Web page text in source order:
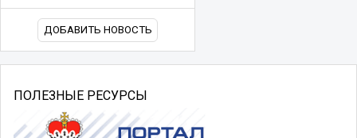
ДОБАВИТЬ НОВОСТЬ
ПОЛЕЗНЫЕ РЕСУРСЫ